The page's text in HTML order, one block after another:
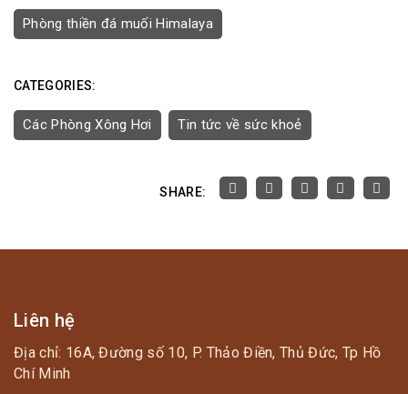
Phòng thiền đá muối Himalaya
CATEGORIES:
Các Phòng Xông Hơi Tin tức về sức khoẻ
SHARE:
Liên hệ
Địa chỉ: 16A, Đường số 10, P. Thảo Điền, Thủ Đức, Tp Hồ
Chí Minh